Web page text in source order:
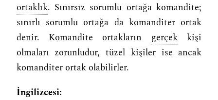
ortaklık. Sınırsız sorumlu ortağa komandite;
sınırlı sorumlu ortağa da komanditer ortak
denir. Komandite ortakların gerçekkişi
olmaları zorunludur, tüzel kişiler ise ancak
komanditer ortak olabilirler.
İngilizcesi: